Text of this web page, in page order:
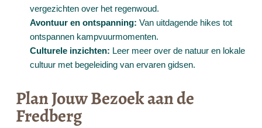
vergezichten over het regenwoud.
Avontuur en ontspanning: Van uitdagende hikes tot
ontspannen kampvuurmomenten.
Culturele inzichten: Leer meer over de natuur en lokale
cultuur met begeleiding van ervaren gidsen.
Plan Jouw Bezoek aan de
Fredberg